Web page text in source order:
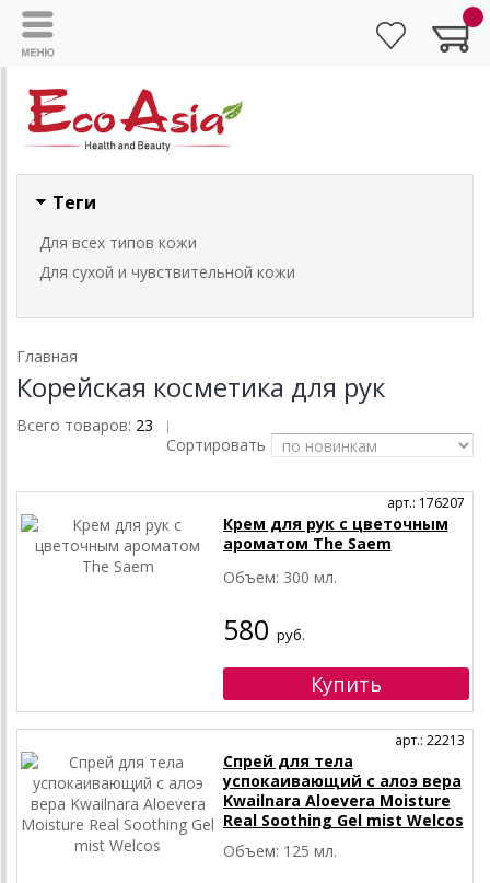
Теги
Для всех типов кожи
Для сухой и чувствительной кожи
Главная
Корейская косметика для рук
Всего товаров: 23 |
Сортировать
арт.: 176207
Крем для рук с цветочным
ароматом The Saem
Объем: 300 мл.
580 руб.
арт.: 22213
Спрей для тела
успокаивающий с алоэ вера
Kwailnara Aloevera Moisture
Real Soothing Gel mist Welcos
Объем: 125 мл.